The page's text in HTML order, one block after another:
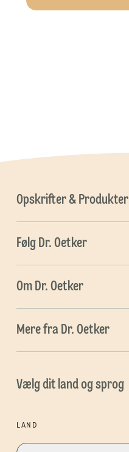
Opskrifter & Produkter
Følg Dr. Oetker
Om Dr. Oetker
Mere fra Dr. Oetker
Vælg dit land og sprog
LAND